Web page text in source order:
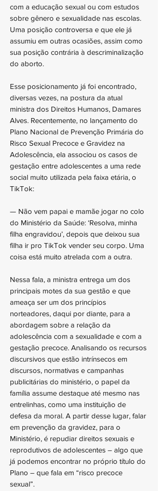
com a educação sexual ou com estudos
sobre gênero e sexualidade nas escolas.
Uma posição controversa e que ele já
assumiu em outras ocasiões, assim como
sua posição contrária à descriminalização
do aborto.
Esse posicionamento já foi encontrado,
diversas vezes, na postura da atual
ministra dos Direitos Humanos, Damares
Alves. Recentemente, no lançamento do
Plano Nacional de Prevenção Primária do
Risco Sexual Precoce e Gravidez na
Adolescência, ela associou os casos de
gestação entre adolescentes a uma rede
social muito utilizada pela faixa etária, o
TikTok:
— Não vem papai e mamãe jogar no colo
do Ministério da Saúde: ‘Resolva, minha
filha engravidou’, depois que deixou sua
filha ir pro TikTok vender seu corpo. Uma
coisa está muito atrelada com a outra.
Nessa fala, a ministra entrega um dos
principais motes da sua gestão e que
ameaça ser um dos princípios
norteadores, daqui por diante, para a
abordagem sobre a relação da
adolescência com a sexualidade e com a
gestação precoce. Analisando os recursos
discursivos que estão intrínsecos em
discursos, normativas e campanhas
publicitárias do ministério, o papel da
família assume destaque até mesmo nas
entrelinhas, como uma instituição de
defesa da moral. A partir desse lugar, falar
em prevenção da gravidez, para o
Ministério, é repudiar direitos sexuais e
reprodutivos de adolescentes – algo que
já podemos encontrar no próprio título do
Plano – que fala em “risco precoce
sexual”.